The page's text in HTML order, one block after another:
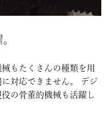
もたくさんの種類を用
対応できません。 デジ
の骨董的機械も活躍し